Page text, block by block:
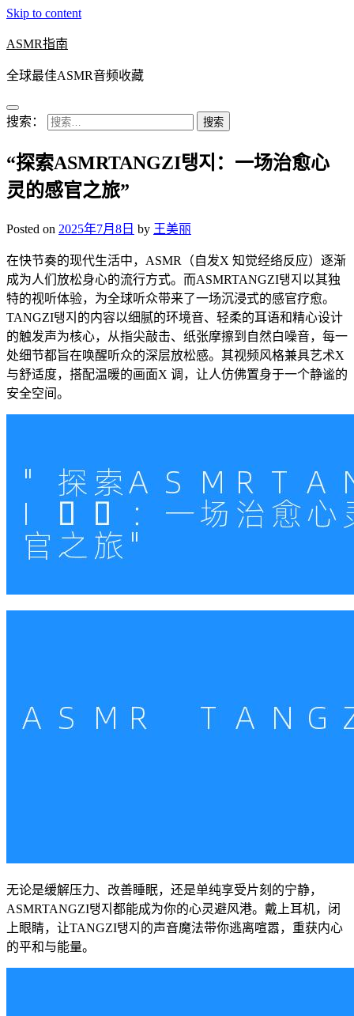
Skip to content
ASMR指南
全球最佳ASMR音频收藏
搜索：
“探索ASMRTANGZI탱지：一场治愈心
灵的感官之旅”
Posted on 2025年7月8日 by 王美丽
在快节奏的现代生活中，ASMR（自发X 知觉经络反应）逐渐
成为人们放松身心的流行方式。而ASMRTANGZI탱지以其独
特的视听体验，为全球听众带来了一场沉浸式的感官疗愈。
TANGZI탱지的内容以细腻的环境音、轻柔的耳语和精心设计
的触发声为核心，从指尖敲击、纸张摩擦到自然白噪音，每一
处细节都旨在唤醒听众的深层放松感。其视频风格兼具艺术X
与舒适度，搭配温暖的画面X 调，让人仿佛置身于一个静谧的
安全空间。
无论是缓解压力、改善睡眠，还是单纯享受片刻的宁静，
ASMRTANGZI탱지都能成为你的心灵避风港。戴上耳机，闭
上眼睛，让TANGZI탱지的声音魔法带你逃离喧嚣，重获内心
的平和与能量。